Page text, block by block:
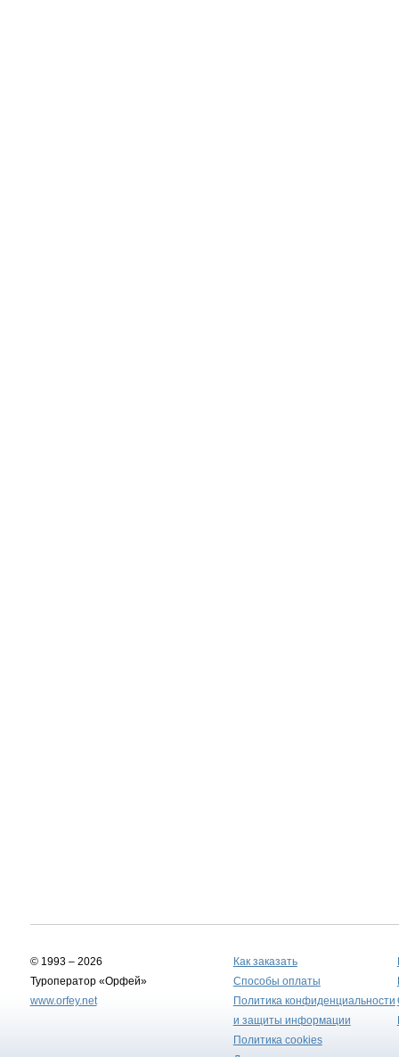
© 1993 – 2026
Туроператор «Орфей»
www.orfey.net
Как заказать
Способы оплаты
Политика конфиденциальности
и защиты информации
Политика cookies